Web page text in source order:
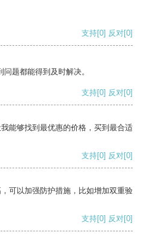
支持[0] 反对[0]
题都能得到及时解决。
支持[0] 反对[0]
能够找到最优惠的价格，买到最合适
支持[0] 反对[0]
可以加强防护措施，比如增加双重验
支持[0] 反对[0]